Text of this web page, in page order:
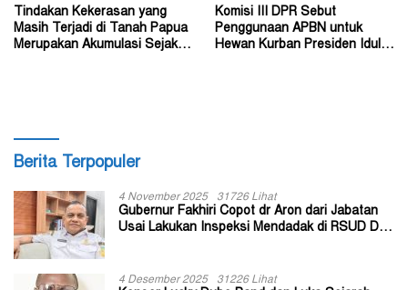
Tindakan Kekerasan yang
Masih Terjadi di Tanah Papua
Merupakan Akumulasi Sejak
Komisi III DPR Sebut
Penggunaan APBN untuk
Hewan Kurban Presiden Idul
Berita Terpopuler
4 November 2025 31726 Lihat
Gubernur Fakhiri Copot dr Aron dari Jabatan
Usai Lakukan Inspeksi Mendadak di RSUD Dok
4 Desember 2025 31226 Lihat